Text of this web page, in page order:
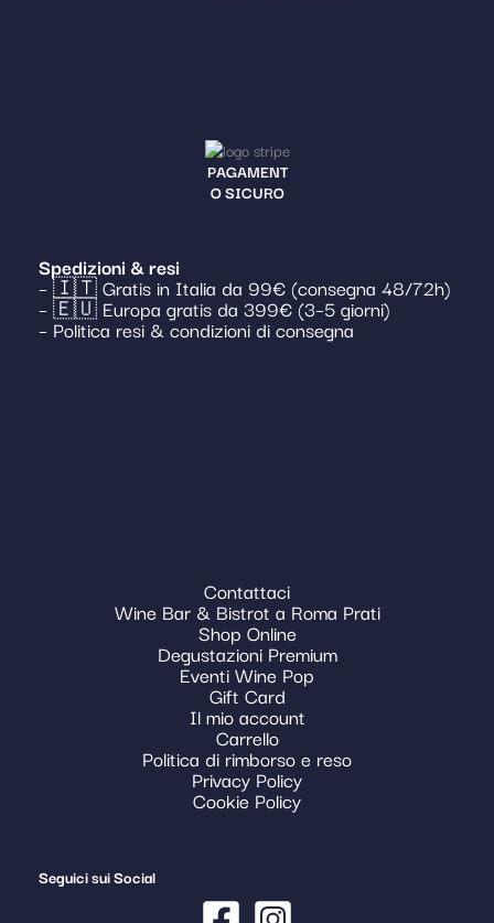
PAGAMENT
O SICURO
Spedizioni & resi
– 🇮🇹 Gratis in Italia da 99€ (consegna 48/72h)
– 🇪🇺 Europa gratis da 399€ (3–5 giorni)
– Politica resi & condizioni di consegna
Contattaci
Wine Bar & Bistrot a Roma Prati
Shop Online
Degustazioni Premium
Eventi Wine Pop
Gift Card
Il mio account
Carrello
Politica di rimborso e reso
Privacy Policy
Cookie Policy
Seguici sui Social